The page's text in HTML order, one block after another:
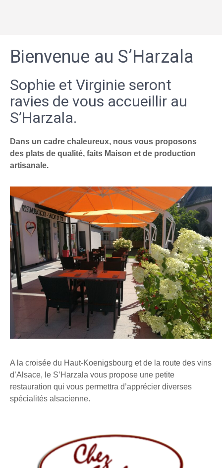
Bienvenue au S’Harzala
Sophie et Virginie seront
ravies de vous accueillir au
S’Harzala.
Dans un cadre chaleureux, nous vous proposons
des plats de qualité, faits Maison et de production
artisanale.
A la croisée du Haut-Koenigsbourg et de la route des vins
d’Alsace, le S’Harzala vous propose une petite
restauration qui vous permettra d’apprécier diverses
spécialités alsacienne.